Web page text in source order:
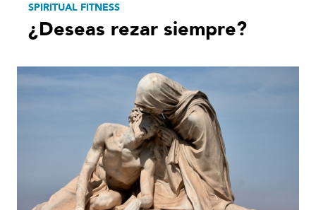
SPIRITUAL FITNESS
¿Deseas rezar siempre?